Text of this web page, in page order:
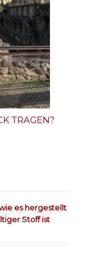
TRAGEN?
es hergestellt
Stoff ist